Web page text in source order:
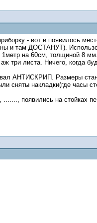
- вот и появилось
и там ДОСТАНУТ).
на 60см, толщиной 8
три листа. Ничего, когда
АНТИСКРИП. Размеры
сняты накладки(где часы
......., появились на стойках